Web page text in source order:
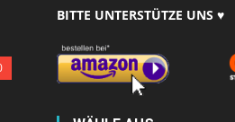
BITTE UNTERSTÜTZE UNS ♥